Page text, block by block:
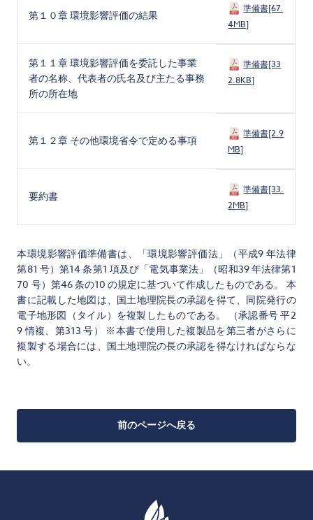
第１０章 環境影響評価の結果
準備書[67.
4MB]
第１１章 環境影響評価を委託した事業
者の名称、代表者の氏名及び主たる事務
所の所在地
準備書[33
2.8KB]
第１２章 その他環境省令で定める事項
準備書[2.9
MB]
要約書
準備書[33.
2MB]
本環境影響評価準備書は、「環境影響評価法」（平成9 年法律
第81 号）第14 条第1 項及び「電気事業法」（昭和39 年法律第1
70 号）第46 条の10 の規定に基づいて作成したものである。 本
書に記載した地図は、国土地理院長の承認を得て、同院発行の
電子地形図（タイル）を複製したものである。 （承認番号 平2
9 情複、第313 号） ※本書で使用した複製品を第三者がさらに
複製する場合には、国土地理院の長の承認を得なければならな
い。
前のページへ戻る